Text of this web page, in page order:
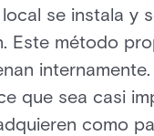
se instala y
Este método
que sea casi
como